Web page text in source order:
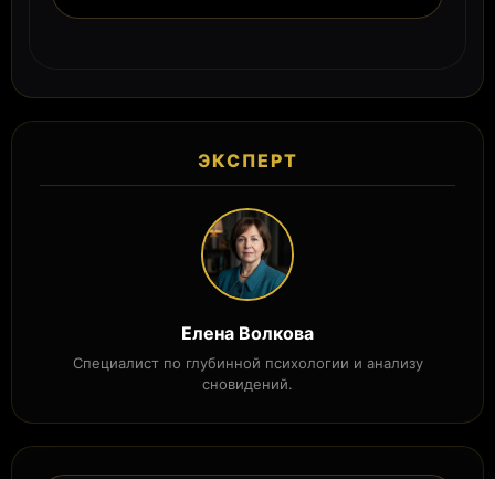
ЭКСПЕРТ
Елена Волкова
Специалист по глубинной психологии и анализу
сновидений.